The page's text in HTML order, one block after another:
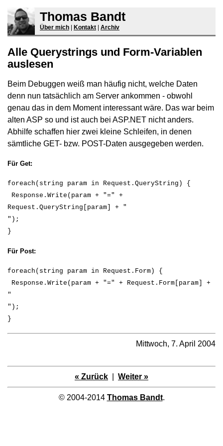
Thomas Bandt
Über mich Kontakt Archiv
Alle Querystrings und Form-Variablen
auslesen
Beim Debuggen weiß man häufig nicht, welche Daten
denn nun tatsächlich am Server ankommen - obwohl
genau das in dem Moment interessant wäre. Das war beim
alten ASP so und ist auch bei ASP.NET nicht anders.
Abhilfe schaffen hier zwei kleine Schleifen, in denen
sämtliche GET- bzw. POST-Daten ausgegeben werden.
Für Get:
foreach(string param in Request.QueryString) {
Response.Write(param + "=" +
Request.QueryString[param] + "
");
}
Für Post:
foreach(string param in Request.Form) {
Response.Write(param + "=" + Request.Form[param] +
"
");
}
Mittwoch, 7. April 2004
« Zurück Weiter »
© 2004-2014 Thomas Bandt.